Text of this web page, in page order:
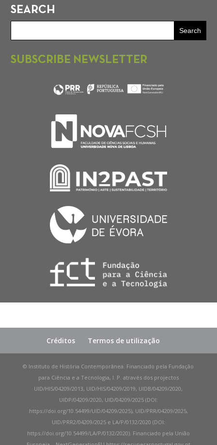
SEARCH
SUBSCRIBE NEWSLETTER
Créditos Termos de utilização
© Instituto de História Contemporânea. Financiado pela Fundação
para Ciência e a Tecnologia, I. P. através dos projectos
UID/HIS/04209/2013, UID/HIS/04209/2019, UIDB/04209/2020,
UIDP/04209/2020, UID/04209/2025 (DOI:
https://doi.org/10.54499/UID/04209/2025), UID/PRR/04209/2025,
UID/PRR2/04209/2025 e LA/P/0132/2020 (DOI:
https://doi.org/10.54499/LA/P/0132/2020). Financiado pela União